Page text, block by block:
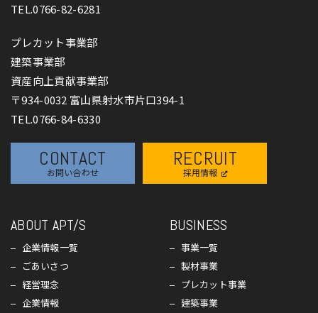
TEL.0766-82-6281
プレカット事業部
建築事業部
資産向上貢献事業部
〒934-0032 富山県射水市片口394-1
TEL.0766-84-6330
CONTACT
お問い合わせ
RECRUIT
採用情報
ABOUT APT/S
企業情報一覧
ごあいさつ
経営理念
企業情報
BUSINESS
事業一覧
製材事業
プレカット事業
建築事業